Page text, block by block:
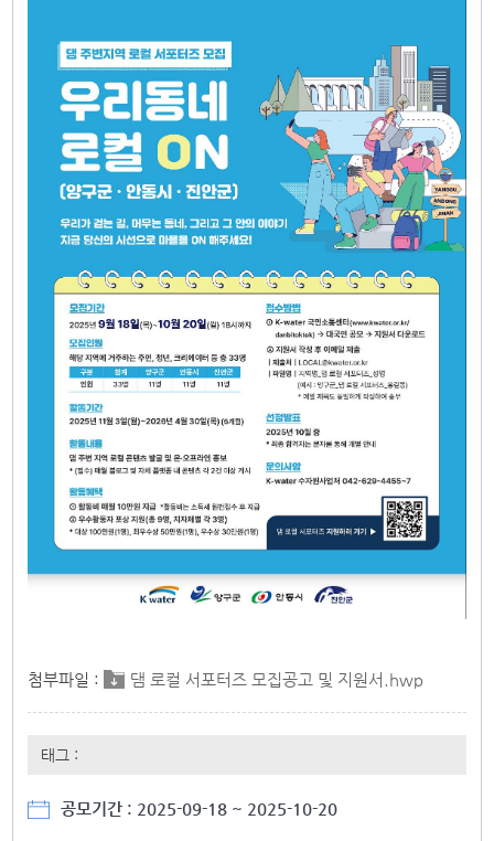
첨부파일 : 댐 로컬 서포터즈 모집공고 및 지원서.hwp
태그 :
공모기간 : 2025-09-18 ~ 2025-10-20